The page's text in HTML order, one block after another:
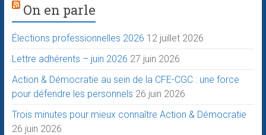
On en parle
Élections professionnelles 2026 12 juillet 2026
Lettre adhérents – juin 2026 27 juin 2026
Action & Démocratie au sein de la CFE-CGC : une force
pour défendre les personnels 26 juin 2026
Trois minutes pour mieux connaître Action & Démocratie
26 juin 2026